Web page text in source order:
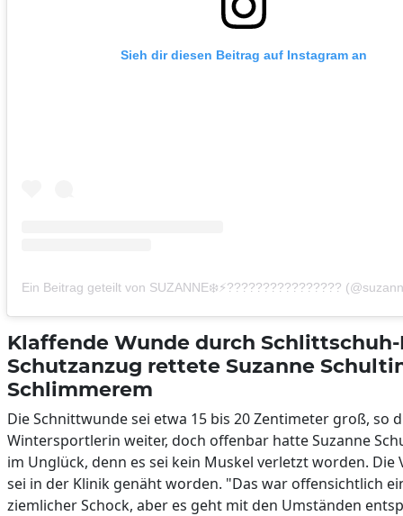
Sieh dir diesen Beitrag auf Instagram an
Ein Beitrag geteilt von SUZANNE❄️⚡️????????????????
Klaffende Wunde durch
Schutzanzug rettete Suzanne
Schlimmerem
Die Schnittwunde sei etwa 15 bis 20 Zentimeter groß, so
Wintersportlerin weiter, doch offenbar hatte Suzanne
im Unglück, denn es sei kein Muskel verletzt worden. Die
sei in der Klinik genäht worden. "Das war offensichtlich
ziemlicher Schock, aber es geht mit den Umständen